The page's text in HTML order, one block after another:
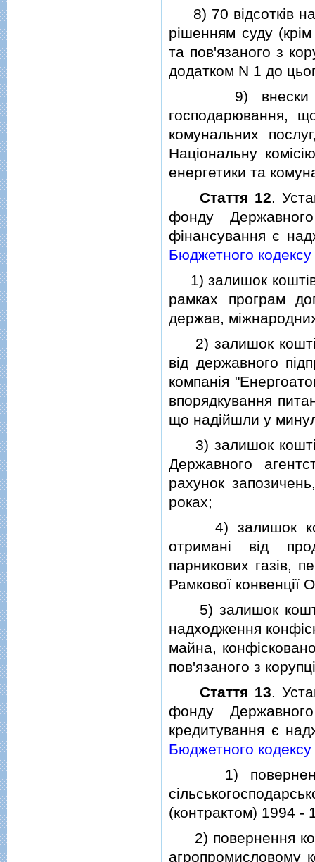
8) 70 вiдсоткiв
рiшенням суду (крiм
та пов'язаного з
додатком N 1 до
9) внески на
господарювання,
комунальних
Нацiональну
енергетики та
Стаття 12.
фонду
фiнансування є
Бюджетного кодексу
1) залишок
рамках програм
держав,
2) залишок
вiд державного
компанiя
впорядкування
що надiйшли у
3) залишок
Державного
рахунок
роках;
4) залишок
отриманi вiд
парникових газiв,
Рамкової конвенцiї
5) залишок
надходження
майна,
пов'язаного з
Стаття 13.
фонду
кредитування є
Бюджетного кодексу
1) повернення
(контрактом) 1994 -
2) повернення
агропромисловому